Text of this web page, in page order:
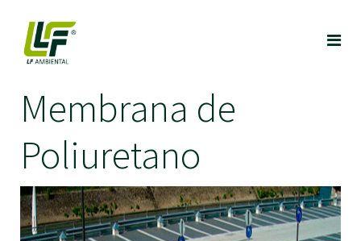
Membrana de
Poliuretano